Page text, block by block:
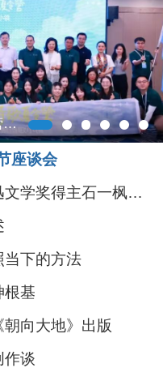
文学访谈 作家新作
文学奖项
当代文坛 四川作家报
第十九届星星大学生诗歌夏令营在乐山开营
座谈会
石一枫走进绵竹市采风
当下的方法
根基
向大地》出版
作谈